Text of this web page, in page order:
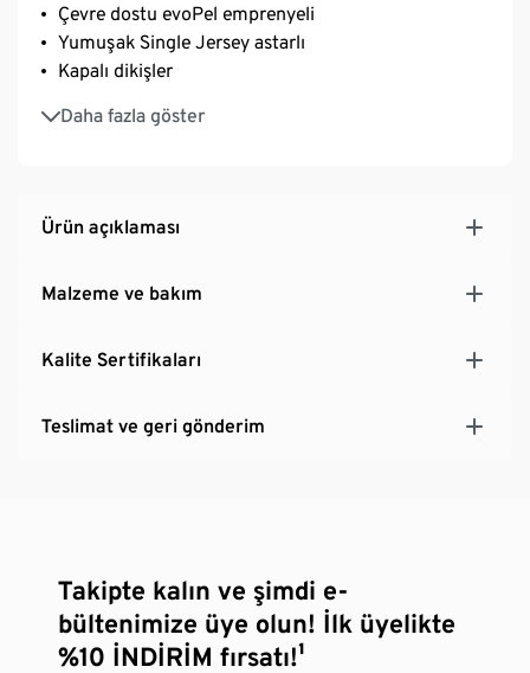
Çevre dostu evoPel emprenyeli
Yumuşak Single Jersey astarlı
Kapalı dikişler
Daha fazla göster
Çıkarılabilir kapüşon ve yumuşak ribana manşetli
Üzeri yazılabilir isimlik
Ürün açıklaması
Malzeme ve bakım
Kalite Sertifikaları
Teslimat ve geri gönderim
Takipte kalın ve şimdi e-
bültenimize üye olun! İlk üyelikte
%10 İNDİRİM fırsatı!¹